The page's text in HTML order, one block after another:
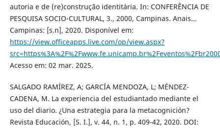
autoria e de (re)construção identitária. In: CONFERÊNCIA DE
PESQUISA SOCIO-CULTURAL, 3., 2000, Campinas. Anais...
Campinas: [s.n], 2020. Disponível em:
https://view.officeapps.live.com/op/view.aspx?
Acesso em: 02 mar. 2025.
SALGADO RAMÍREZ, A; GARCÍA MENDOZA, L; MÉNDEZ-
CADENA, M. La experiencia del estudiantado mediante el
uso del diario. ¿Una estrategia para la metacognición?
Revista Educación, [S. I.], v. 44, n. 1, p. 409-42, 2020. DOI: